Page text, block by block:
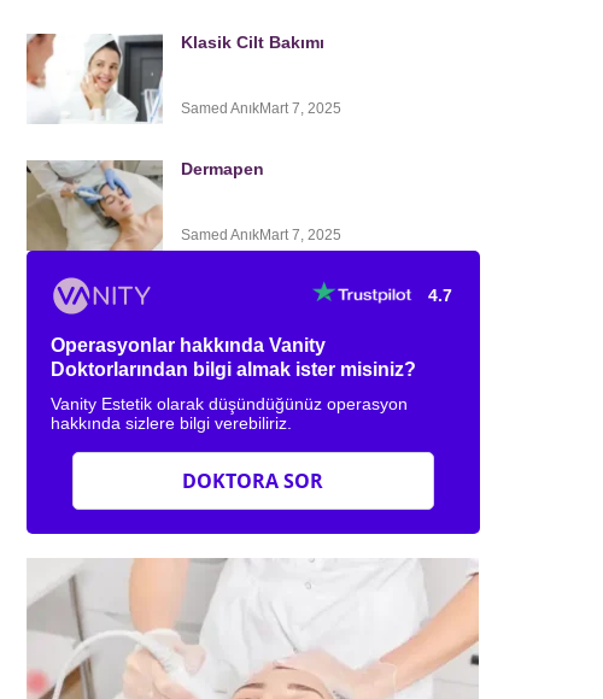
Klasik Cilt Bakımı
Samed AnıkMart 7, 2025
Dermapen
Samed AnıkMart 7, 2025
4.7
Operasyonlar hakkında Vanity
Doktorlarından bilgi almak ister misiniz?
Vanity Estetik olarak düşündüğünüz operasyon
hakkında sizlere bilgi verebiliriz.
DOKTORA SOR